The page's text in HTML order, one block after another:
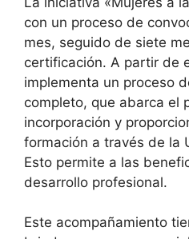
con un proceso de
mes, seguido de siete
certificación. A partir de
implementa un proceso
completo, que abarca el
incorporación y
formación a través de la
Esto permite a las
desarrollo profesional.
Este acompañamiento